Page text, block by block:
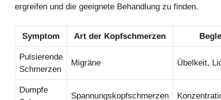
ergreifen und die geeignete Behandlung zu finden.
Symptom Art der Kopfschmerzen
Pulsierende
Schmerzen
Migräne Übelkeit,
Dumpfe
Spannungskopfschmerzen